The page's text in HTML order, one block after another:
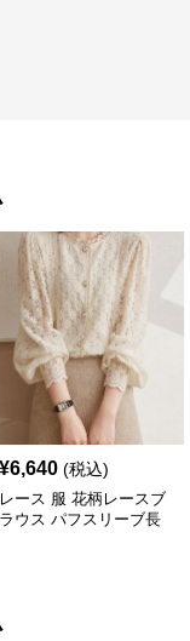
¥6,640 (税込)
レース 服 花柄レースブ
ラウス パフスリーブ長